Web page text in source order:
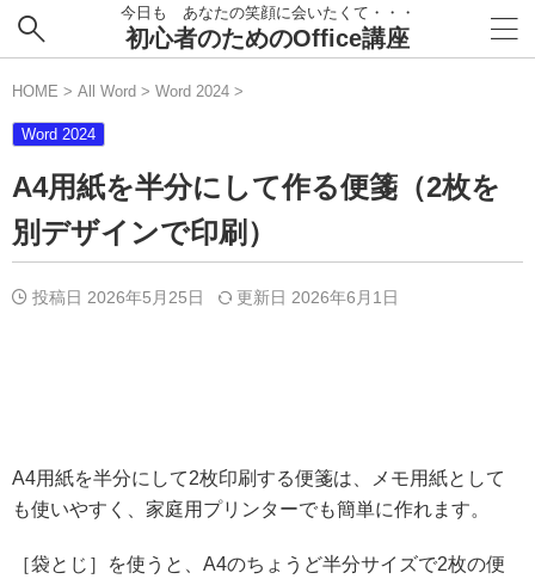
今日も あなたの笑顔に会いたくて・・・
初心者のためのOffice講座
HOME > All Word > Word 2024 >
Word 2024
A4用紙を半分にして作る便箋（2枚を
別デザインで印刷）
投稿日 2026年5月25日 更新日 2026年6月1日
A4用紙を半分にして2枚印刷する便箋は、メモ用紙として
も使いやすく、家庭用プリンターでも簡単に作れます。
［袋とじ］を使うと、A4のちょうど半分サイズで2枚の便